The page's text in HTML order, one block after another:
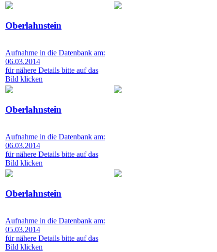
Oberlahnstein
Aufnahme in die Datenbank am:
06.03.2014
für nähere Details bitte auf das
Bild klicken
Oberlahnstein
Aufnahme in die Datenbank am:
06.03.2014
für nähere Details bitte auf das
Bild klicken
Oberlahnstein
Aufnahme in die Datenbank am:
05.03.2014
für nähere Details bitte auf das
Bild klicken